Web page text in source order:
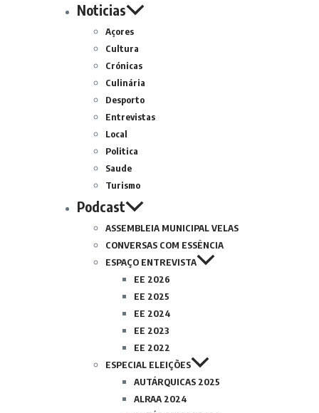
Noticias
Açores
Cultura
Crónicas
Culinária
Desporto
Entrevistas
Local
Politica
Saude
Turismo
Podcast
ASSEMBLEIA MUNICIPAL VELAS
CONVERSAS COM ESSÊNCIA
ESPAÇO ENTREVISTA
EE 2026
EE 2025
EE 2024
EE 2023
EE 2022
ESPECIAL ELEIÇÕES
AUTÁRQUICAS 2025
ALRAA 2024